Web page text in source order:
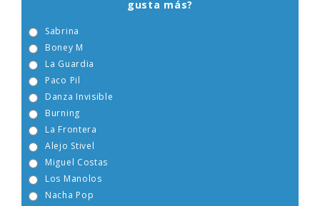
gusta más?
Sabrina
Boney M
La Guardia
Paco Pil
Danza Invisible
Burning
La Frontera
Alejo Stivel
Miguel Costas
Los Manolos
Nacha Pop